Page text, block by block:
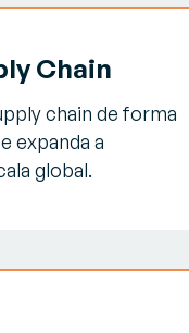
Chain
chain de forma
expanda a
global.